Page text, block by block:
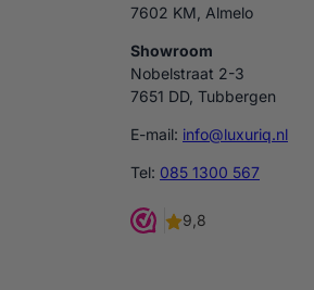
7602 KM, Almelo
Showroom
Nobelstraat 2-3
7651 DD, Tubbergen
E-mail: info@luxuriq.nl
Tel: 085 1300 567